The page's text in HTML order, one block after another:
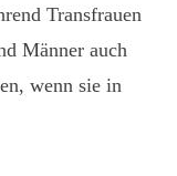
Transfrauen
Männer auch
wenn sie in